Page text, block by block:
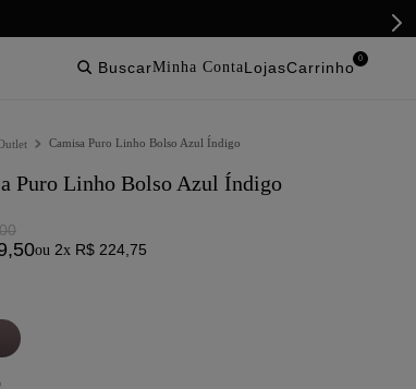
buscar lojas
0
Camisa Puro Linho Bolso Azul Índigo
Puro Linho Bolso Azul Índigo
00
,50ou 2x R$ 224 75